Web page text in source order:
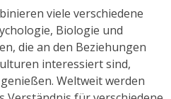
viele verschiedene
Biologie und
die an den Beziehungen
interessiert sind,
Weltweit werden